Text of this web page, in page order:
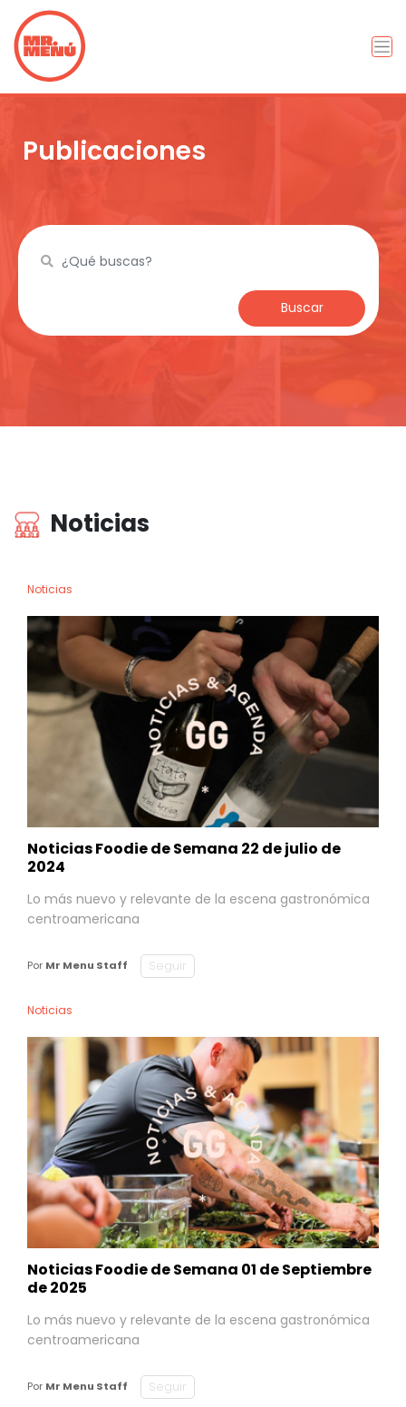
Publicaciones
Buscar
Noticias
Noticias
Noticias Foodie de Semana 22 de julio de
2024
Lo más nuevo y relevante de la escena gastronómica
centroamericana
Por Mr Menu Staff Seguir
Noticias
Noticias Foodie de Semana 01 de Septiembre
de 2025
Lo más nuevo y relevante de la escena gastronómica
centroamericana
Por Mr Menu Staff Seguir